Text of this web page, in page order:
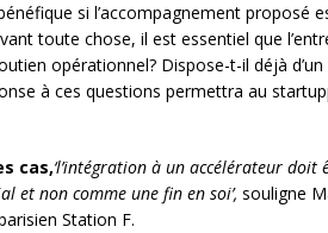
si l’accompagnement proposé
toute chose, il est essentiel que
opérationnel? Dispose-t-il déjà
à ces questions permettra au
cas,‘l’intégration à un accélérateur
et non comme une fin en soi’, souligne
Station F.